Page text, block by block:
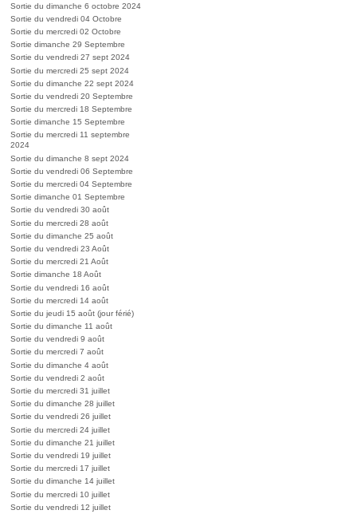
Sortie du dimanche 6 octobre 2024
Sortie du vendredi 04 Octobre
Sortie du mercredi 02 Octobre
Sortie dimanche 29 Septembre
Sortie du vendredi 27 sept 2024
Sortie du mercredi 25 sept 2024
Sortie du dimanche 22 sept 2024
Sortie du vendredi 20 Septembre
Sortie du mercredi 18 Septembre
Sortie dimanche 15 Septembre
Sortie du mercredi 11 septembre
2024
Sortie du dimanche 8 sept 2024
Sortie du vendredi 06 Septembre
Sortie du mercredi 04 Septembre
Sortie dimanche 01 Septembre
Sortie du vendredi 30 août
Sortie du mercredi 28 août
Sortie du dimanche 25 août
Sortie du vendredi 23 Août
Sortie du mercredi 21 Août
Sortie dimanche 18 Août
Sortie du vendredi 16 août
Sortie du mercredi 14 août
Sortie du jeudi 15 août (jour férié)
Sortie du dimanche 11 août
Sortie du vendredi 9 août
Sortie du mercredi 7 août
Sortie du dimanche 4 août
Sortie du vendredi 2 août
Sortie du mercredi 31 juillet
Sortie du dimanche 28 juillet
Sortie du vendredi 26 juillet
Sortie du mercredi 24 juillet
Sortie du dimanche 21 juillet
Sortie du vendredi 19 juillet
Sortie du mercredi 17 juillet
Sortie du dimanche 14 juillet
Sortie du mercredi 10 juillet
Sortie du vendredi 12 juillet